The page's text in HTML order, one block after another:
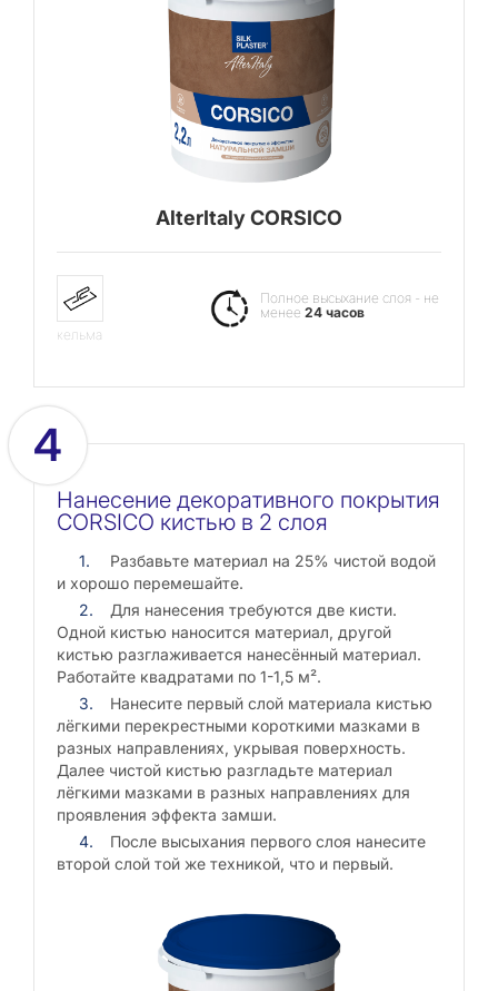
AlterItaly CORSICO
кельма
Полное высыхание слоя - не
менее24 часов
4
Нанесение декоративного покрытия
CORSICO кистью в 2 слоя
Разбавьте материал на 25% чистой водой
и хорошо перемешайте.
Для нанесения требуются две кисти.
Одной кистью наносится материал, другой
кистью разглаживается нанесённый материал.
Работайте квадратами по 1-1,5 м².
Нанесите первый слой материала кистью
лёгкими перекрестными короткими мазками в
разных направлениях, укрывая поверхность.
Далее чистой кистью разгладьте материал
лёгкими мазками в разных направлениях для
проявления эффекта замши.
После высыхания первого слоя нанесите
второй слой той же техникой, что и первый.